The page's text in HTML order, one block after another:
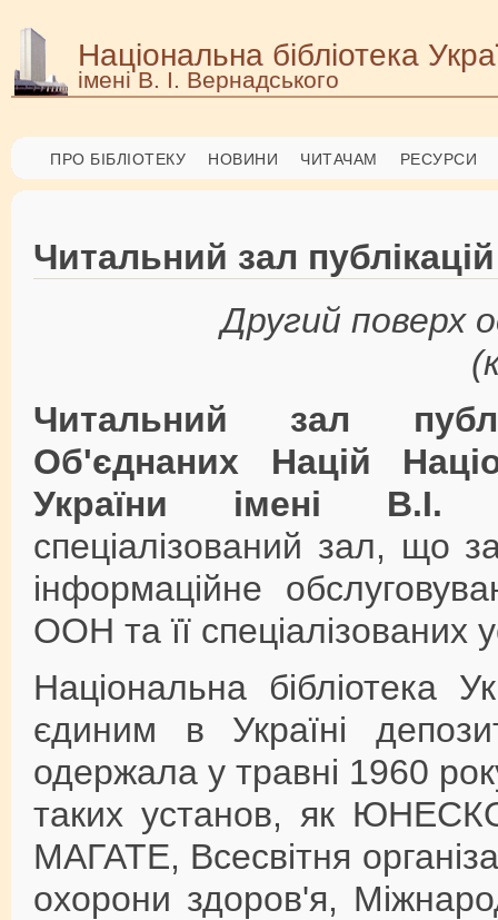
Національна бібліотека
імені В. І. Вернадського
ПРО БІБЛІОТЕКУ НОВИНИ ЧИТАЧАМ РЕСУРСИ
Читальний зал
Другий поверх
Читальний зал
Об'єднаних Націй
України імені В.І.
спеціалізований зал, що
інформаційне
ООН та її спеціалізованих
Національна бібліотека
єдиним в Україні
одержала у травні 1960
таких установ, як
МАГАТЕ, Всесвітня
охорони здоров'я,